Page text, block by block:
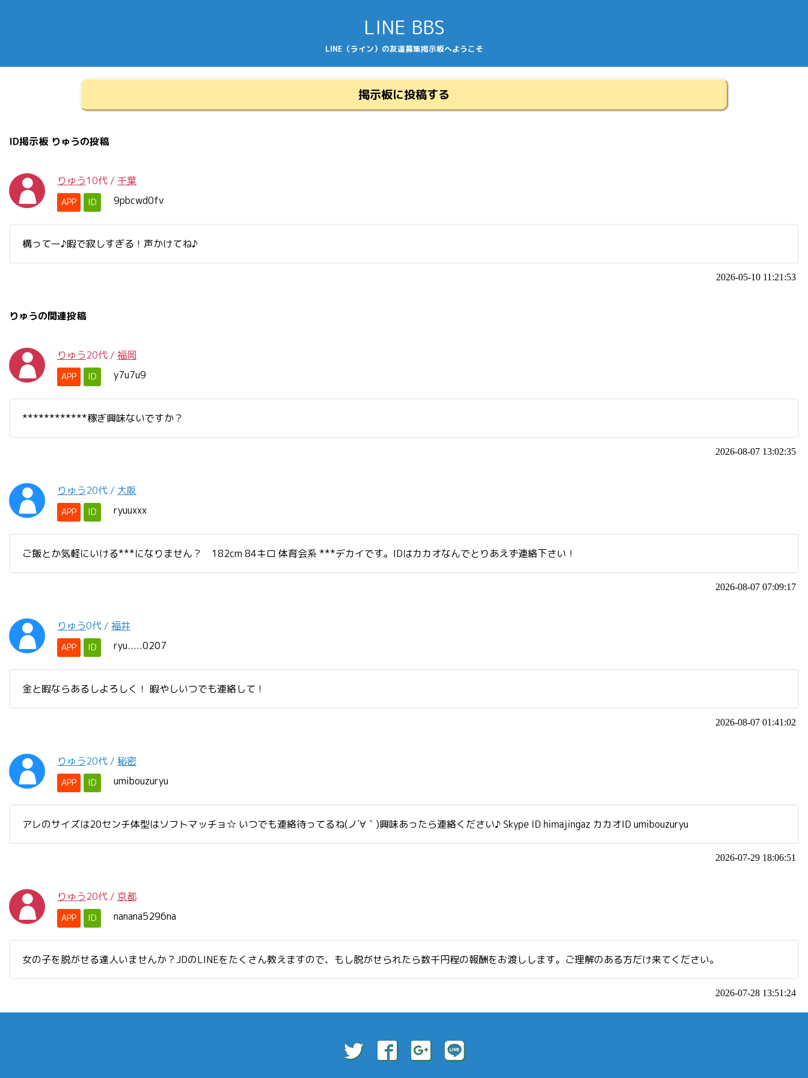
LINE BBS
LINE（ライン）の友達募集掲示板へようこそ
掲示板に投稿する
ID掲示板 りゅうの投稿
りゅう10代 / 千葉
APP ID 9pbcwd0fv
構ってー♪暇で寂しすぎる！声かけてね♪
2026-05-10 11:21:53
りゅうの関連投稿
りゅう20代 / 福岡
APP ID y7u7u9
************稼ぎ興味ないですか？
2026-08-07 13:02:35
りゅう20代 / 大阪
APP ID ryuuxxx
ご飯とか気軽にいける***になりません？ 182cm 84キロ 体育会系 ***デカイです。IDはカカオなんでとりあえず連絡下さい！
2026-08-07 07:09:17
りゅう0代 / 福井
APP ID ryu.....0207
金と暇ならあるしよろしく！ 暇やしいつでも連絡して！
2026-08-07 01:41:02
りゅう20代 / 秘密
APP ID umibouzuryu
アレのサイズは20センチ体型はソフトマッチョ☆ いつでも連絡待ってるね(ノ´∀｀)興味あったら連絡ください♪ Skype ID himajingaz カカオID umibouzuryu
2026-07-29 18:06:51
りゅう20代 / 京都
APP ID nanana5296na
女の子を脱がせる達人いませんか？JDのLINEをたくさん教えますので、もし脱がせられたら数千円程の報酬をお渡しします。ご理解のある方だけ来てください。
2026-07-28 13:51:24